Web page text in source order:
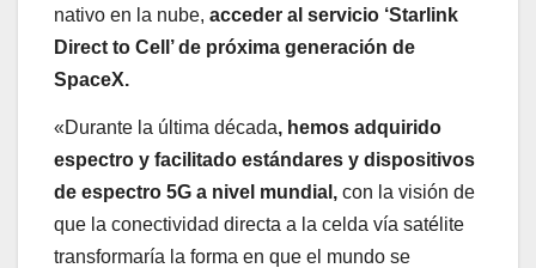
nativo en la nube, acceder al servicio ‘Starlink
Direct to Cell’ de próxima generación de
SpaceX.
«Durante la última década, hemos adquirido
espectro y facilitado estándares y dispositivos
de espectro 5G a nivel mundial, con la visión de
que la conectividad directa a la celda vía satélite
transformaría la forma en que el mundo se